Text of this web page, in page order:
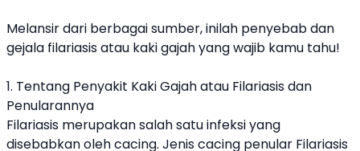
Melansir dari berbagai sumber, inilah penyebab dan
gejala filariasis atau kaki gajah yang wajib kamu tahu!
1. Tentang Penyakit Kaki Gajah atau Filariasis dan
Penularannya
Filariasis merupakan salah satu infeksi yang
disebabkan oleh cacing. Jenis cacing penular Filariasis